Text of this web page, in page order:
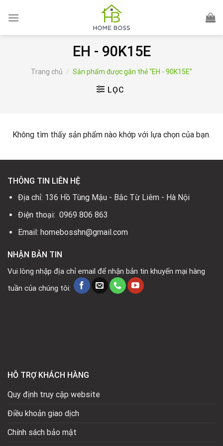
EH - 90K15E
Trang chủ / Sản phẩm được gắn thẻ “EH - 90K15E”
LỌC
Không tìm thấy sản phẩm nào khớp với lựa chọn của bạn.
THÔNG TIN LIÊN HỆ
Địa chỉ: 136 Hồ Tùng Mậu - Bắc Từ Liêm - Hà Nội
Điện thoại: 0969 806 863
Email: homebosshn@gmail.com
NHẬN BẢN TIN
Vui lòng nhập địa chỉ email để nhận bản tin khuyến mại hàng
tuần của chúng tôi:
HỖ TRỢ KHÁCH HÀNG
Quy định truy cập website
Điều khoản giao dịch
Chính sách bảo mật